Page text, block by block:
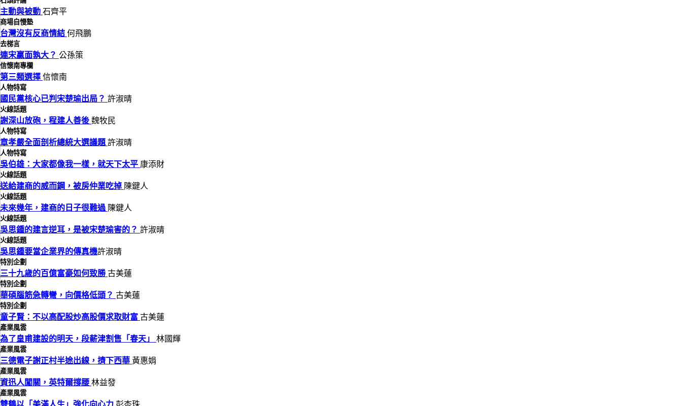
主動與被動 石齊平
商場自慢塾
台灣沒有反商情結 何飛鵬
去梯言
連宋贏面孰大？ 公孫策
信懷南專欄
第三類選擇 信懷南
人物特寫
國民黨核心已判宋楚瑜出局？ 許淑晴
火線話題
謝深山放砲，程建人善後 魏牧民
人物特寫
章孝嚴全面剖析總統大選議題 許淑晴
人物特寫
吳伯雄：大家都像我一樣，就天下太平 康添財
火線話題
送給建商的威而鋼，被房仲業吃掉 陳鍵人
火線話題
未來幾年，建商的日子很難過 陳鍵人
火線話題
吳思鍾的建言逆耳，是被宋楚瑜害的？ 許淑晴
火線話題
吳思鍾要當企業界的傳真機許淑晴
特別企劃
三十九歲的百億富豪如何致勝古美蓮
特別企劃
華碩腦筋急轉彎，向價格低頭？ 古美蓮
特別企劃
童子賢：不以高配股炒高股價求取財富 古美蓮
產業風雲
為了皇甫建設的明天，段薪津割售「春天」 林國輝
產業風雲
三德電子謝正村半途出線，擠下西華 黃惠娟
產業風雲
資迅人闖關，英特爾撐腰 林益發
產業風雲
雙鶴以「美滿人生」強化向心力 彭杏珠